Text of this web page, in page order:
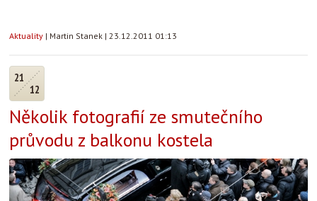
Aktuality | Martin Stanek | 23.12.2011 01:13
21
12
Několik fotografií ze smutečního
průvodu z balkonu kostela